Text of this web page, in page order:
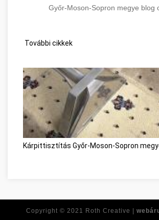
Győr-Moson-Sopron megye blog
További cikkek
Kárpittisztítás Győr-Moson-Sopron
Copyright © 2021 Roth Creative |